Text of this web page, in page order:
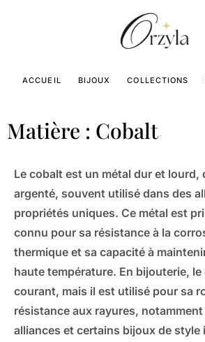
ACCUEIL BIJOUX COLLECTIONS
Matière : Cobalt
Le cobalt est un métal dur et lourd,
argenté, souvent utilisé dans des
propriétés uniques. Ce métal est
connu pour sa résistance à la
thermique et sa capacité à
haute température. En bijouterie,
courant, mais il est utilisé pour sa
résistance aux rayures, notamment
alliances et certains bijoux de style